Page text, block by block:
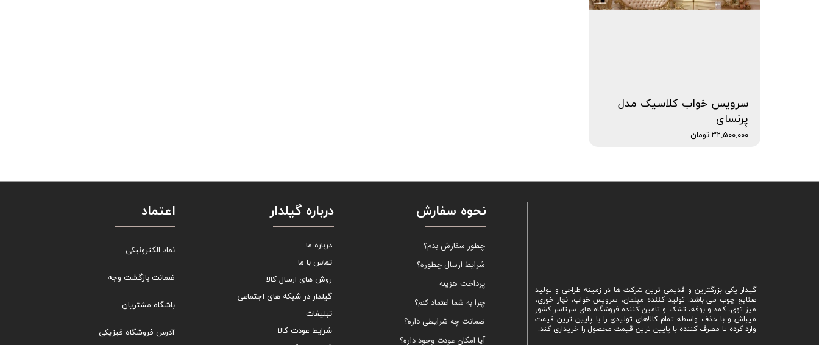
سرویس خواب کلاسیک مدل
پِرنسای
۳۲,۵۰۰,۰۰۰ تومان
گیدار یکی بزرگترین و قدیمی ترین شرکت ها در زمینه طراحی و تولید
صنایع چوب می باشد. تولید کننده مبلمان، سرویس خواب، نهار خوری،
میز توی، کمد و بوفه، تشک و تامین کننده فروشگاه های سرتاسر کشور
میباش و با حذف واسطه تمام کالاهای تولیدی را با پایین ترین قیمت
وارد کرده تا مصرف کننده با پایین ترین قیمت محصول را خریداری کند.
نحوه سفارش
چطور سفارش بدم؟
شرایط ارسال چطوره؟
پرداخت هزینه
چرا به شما اعتماد کنم؟
ضمانت چه شرایطی داره؟
آیا امکان عودت وجود داره؟
اعتماد
نماد الکترونیکی
ضمانت بازگشت وجه
باشگاه مشتریان
آدرس فروشگاه فیزیکی
درباره گیلدار
درباره ما
تماس با ما
روش های ارسال کالا
گیلدار در شبکه های اجتماعی
تبلیغات
شرایط عودت کالا